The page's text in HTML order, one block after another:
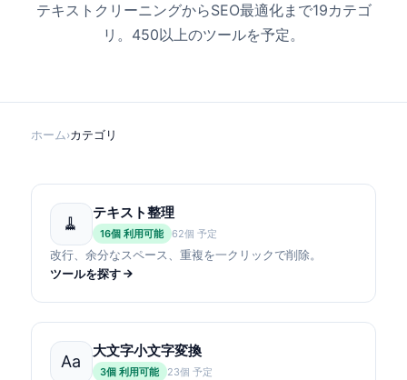
テキストクリーニングからSEO最適化まで19カテゴ
リ。450以上のツールを予定。
ホーム›カテゴリ
🧹
テキスト整理
16個 利用可能 62個 予定
改行、余分なスペース、重複を一クリックで削除。
ツールを探す
Aa
大文字小文字変換
3個 利用可能 23個 予定